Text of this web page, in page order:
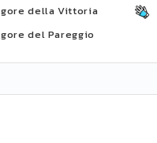
della Vittoria
del Pareggio